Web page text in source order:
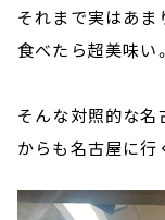
それまで実はあま
食べたら超美味い。
そんな対照的な名
からも名古屋に行